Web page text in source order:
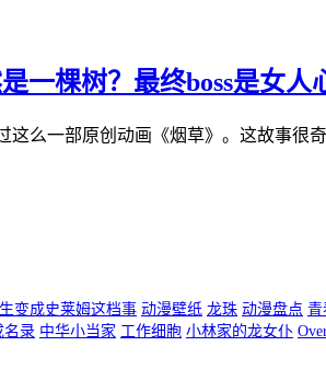
一棵树？最终boss是女人
么一部原创动画《烟草》。这故事很
变成史莱姆这档事 动漫壁纸 龙珠 动漫盘点 青
名录 中华小当家 工作细胞 小林家的龙女仆